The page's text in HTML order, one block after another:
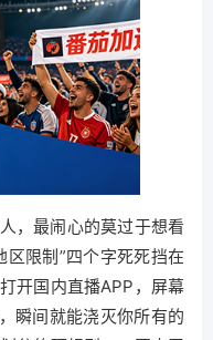
，最闹心的莫过于想看
限制”四个字死死挡在
开国内直播APP，屏幕
瞬间就能浇灭你所有的